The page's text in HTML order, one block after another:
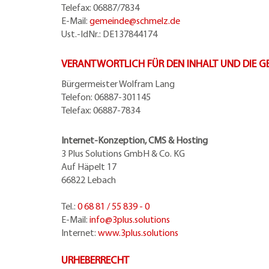
Telefax: 06887/7834
E-Mail: gemeinde@schmelz.de
Ust.-IdNr.: DE137844174
VERANTWORTLICH FÜR DEN INHALT UND DIE
Bürgermeister Wolfram Lang
Telefon: 06887-301145
Telefax: 06887-7834
Internet-Konzeption, CMS & Hosting
3 Plus Solutions GmbH & Co. KG
Auf Häpelt 17
66822 Lebach
Tel.: 0 68 81 / 55 839 - 0
E-Mail: info@3plus.solutions
Internet: www.3plus.solutions
URHEBERRECHT